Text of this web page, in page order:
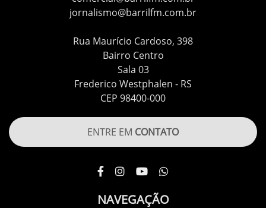
jornalismo@barrilfm.com.br
Rua Maurício Cardoso, 398
Bairro Centro
Sala 03
Frederico Westphalen - RS
CEP 98400-000
ENTRE EM CONTATO
NAVEGAÇÃO